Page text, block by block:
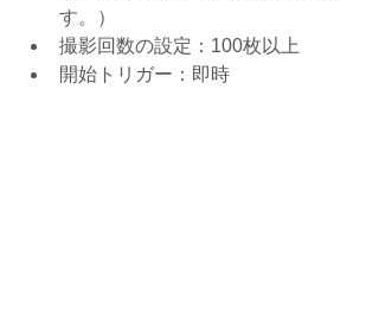
す。）
撮影回数の設定：100枚以上
開始トリガー：即時